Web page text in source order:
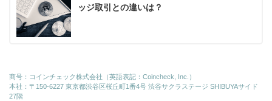
ッジ取引との違いは？
商号：コインチェック株式会社（英語表記：Coincheck, Inc.）
本社：〒150-6227 東京都渋谷区桜丘町1番4号 渋谷サクラステージ SHIBUYAサイド
27階